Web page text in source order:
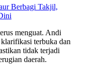
Berbagi Takjil,
menguat. Andi
terbuka dan
tidak terjadi
daerah.